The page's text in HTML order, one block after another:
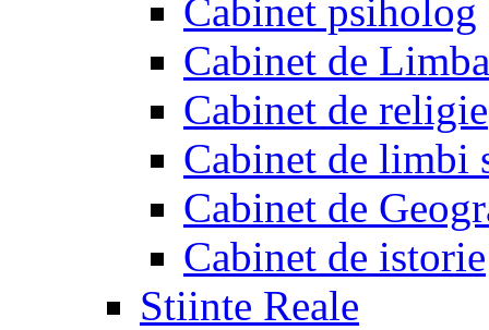
Cabinet psiholog
Cabinet de
Cabinet de religie
Cabinet de limbi
Cabinet de
Cabinet de istorie
Stiinte Reale